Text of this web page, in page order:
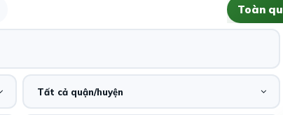
Toàn
Tất cả quận/huyện